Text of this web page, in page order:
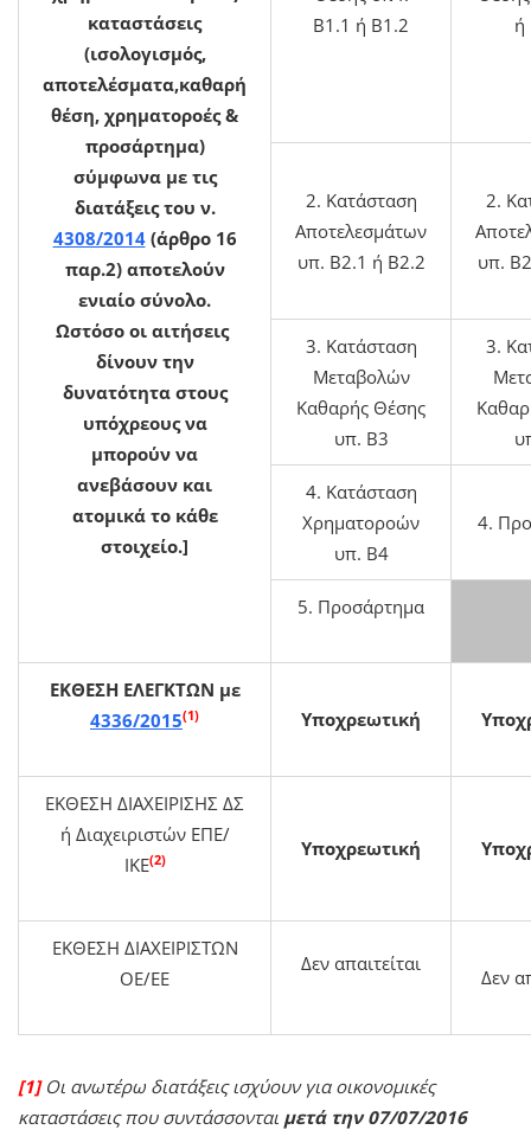
καταστάσεις
(ισολογισμός,
αποτελέσματα,καθαρή
θέση, χρηματοροές &
προσάρτημα)
σύμφωνα με τις
διατάξεις του ν.
4308/2014(άρθρο 16
παρ.2) αποτελούν
ενιαίο σύνολο.
Ωστόσο οι αιτήσεις
δίνουν την
δυνατότητα στους
υπόχρεους να
μπορούν να
ανεβάσουν και
ατομικά το κάθε
στοιχείο.]
Β1.1 ή Β1.2
ή
2. Κατάσταση
Αποτελεσμάτων
υπ. Β2.1 ή Β2.2
2.
υπ.
3. Κατάσταση
Μεταβολών
Καθαρής Θέσης
υπ. Β3
3.
4. Κατάσταση
Χρηματοροών
υπ. Β4
4.
5. Προσάρτημα
ΕΚΘΕΣΗ ΕΛΕΓΚΤΩΝ με
4336/2015(1) Υποχρεωτική
ΕΚΘΕΣΗ ΔΙΑΧΕΙΡΙΣΗΣ ΔΣ
ή Διαχειριστών ΕΠΕ/
ΙΚΕ(2) Υποχρεωτική
ΕΚΘΕΣΗ ΔΙΑΧΕΙΡΙΣΤΩΝ
ΟΕ/ΕΕ
Δεν απαιτείται
Δεν
[1]Οι ανωτέρω διατάξεις ισχύουν για οικονομικές
καταστάσεις που συντάσσονται μετά την 07/07/2016